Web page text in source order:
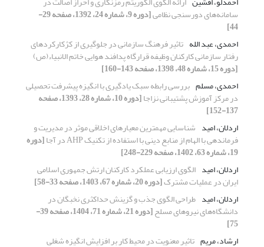
سامانه‌های دورسنجی نظامی [دوره 9، شماره 24، 1392، صفحه 29-
44]
احمدی، عبد الله تاثیر فرهنگ سازمانی در جلوگیری از کژکارکردهای
رفتار سازمانی کارکنان وظیفه قرارگاه پدافند هوایی خاتم الانبیاء(ص)
[دوره 15، شماره 48، 1398، صفحه 143-160]
احمدی، مسلم بررسی رابطه سبک یادگیری با انگیزه پیشرفت تحصیلی
در مرکز آموزش پشتیبانی نزاجا [دوره 10، شماره 28، 1393، صفحه
137-152]
اردلان، امید شناسایی مهمترین معیارهای اخلاقی موثر در مدیریت و
فرماندهی با الهام از منابع دینی با استفاده از تکنیک‌ AHP در آجا [دوره
19، شماره 63، 1402، صفحه 229-248]
اردلان، امید الگوی ارزیابی عملکرد کارکنان ارتش جمهوری اسلامی
ایران در عملیات مشترک[دوره 20، شماره 67، 1403، صفحه 33-58]
اردلان، امید طراحی الگوی جذب و گزینش حداکثری نخبگان در
دانشگاه‌های نیروهای مسلح [دوره 21، شماره 71، 1404، صفحه 39-
75]
ارشاد، مریم تاثیر معنویت در محیط کار بر افزایش انگیزه شغلی